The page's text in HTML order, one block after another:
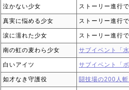
泣かない少女 ストーリー進行
真実に悩める少女 ストーリー進行
涙に濡れた少女 ストーリー進行
南の虹の麦わら少女 サブイベント「水
白いアイツ サブイベント「
如才なき守護役 闘技場の200人